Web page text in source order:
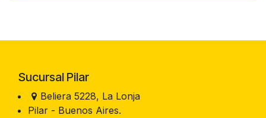
Sucursal Pilar
Beliera 5228, La Lonja
Pilar - Buenos Aires.